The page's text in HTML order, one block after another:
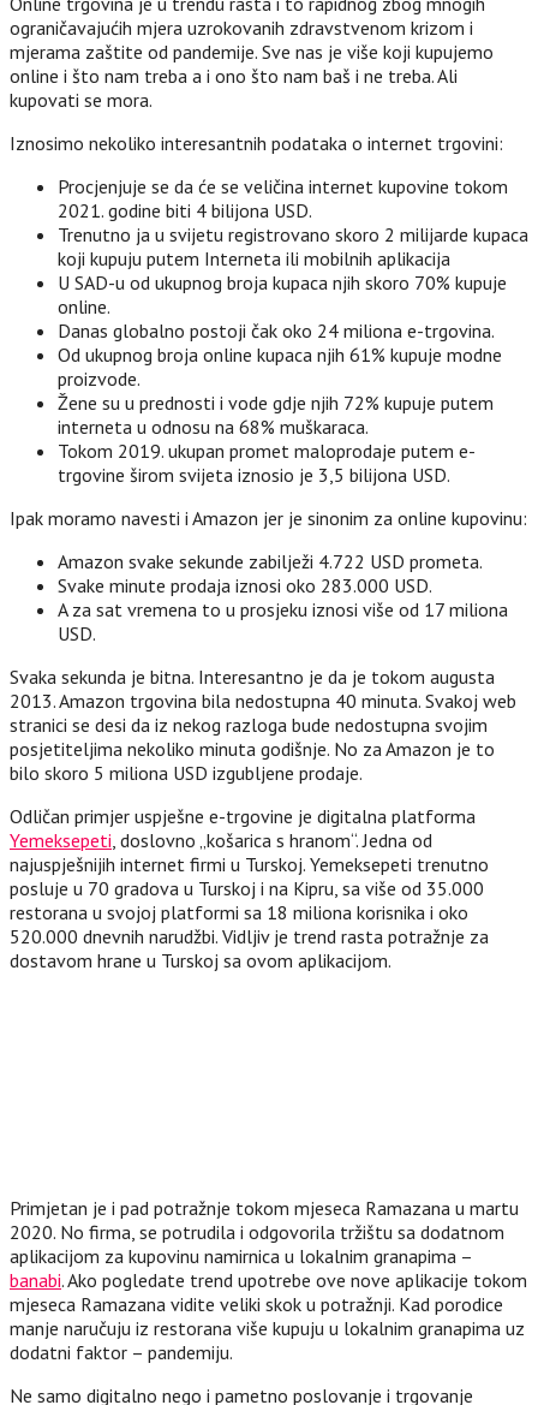
ograničavajućih mjera uzrokovanih zdravstvenom krizom i
mjerama zaštite od pandemije. Sve nas je više koji kupujemo
online i što nam treba a i ono što nam baš i ne treba. Ali
kupovati se mora.
Iznosimo nekoliko interesantnih podataka o internet trgovini:
Procjenjuje se da će se veličina internet kupovine tokom
2021. godine biti 4 bilijona USD.
Trenutno ja u svijetu registrovano skoro 2 milijarde kupaca
koji kupuju putem Interneta ili mobilnih aplikacija
U SAD-u od ukupnog broja kupaca njih skoro 70% kupuje
online.
Danas globalno postoji čak oko 24 miliona e-trgovina.
Od ukupnog broja online kupaca njih 61% kupuje modne
proizvode.
Žene su u prednosti i vode gdje njih 72% kupuje putem
interneta u odnosu na 68% muškaraca.
Tokom 2019. ukupan promet maloprodaje putem e-
trgovine širom svijeta iznosio je 3,5 bilijona USD.
Ipak moramo navesti i Amazon jer je sinonim za online kupovinu:
Amazon svake sekunde zabilježi 4.722 USD prometa.
Svake minute prodaja iznosi oko 283.000 USD.
A za sat vremena to u prosjeku iznosi više od 17 miliona
USD.
Svaka sekunda je bitna. Interesantno je da je tokom augusta
2013. Amazon trgovina bila nedostupna 40 minuta. Svakoj web
stranici se desi da iz nekog razloga bude nedostupna svojim
posjetiteljima nekoliko minuta godišnje. No za Amazon je to
bilo skoro 5 miliona USD izgubljene prodaje.
Odličan primjer uspješne e-trgovine je digitalna platforma
Yemeksepeti , doslovno „košarica s hranom“. Jedna od
najuspješnijih internet firmi u Turskoj. Yemeksepeti trenutno
posluje u 70 gradova u Turskoj i na Kipru, sa više od 35.000
restorana u svojoj platformi sa 18 miliona korisnika i oko
520.000 dnevnih narudžbi. Vidljiv je trend rasta potražnje za
dostavom hrane u Turskoj sa ovom aplikacijom.
Primjetan je i pad potražnje tokom mjeseca Ramazana u martu
2020. No firma, se potrudila i odgovorila tržištu sa dodatnom
aplikacijom za kupovinu namirnica u lokalnim granapima –
banabi. Ako pogledate trend upotrebe ove nove aplikacije tokom
mjeseca Ramazana vidite veliki skok u potražnji. Kad porodice
manje naručuju iz restorana više kupuju u lokalnim granapima uz
dodatni faktor – pandemiju.
Ne samo digitalno nego i pametno poslovanje i trgovanje